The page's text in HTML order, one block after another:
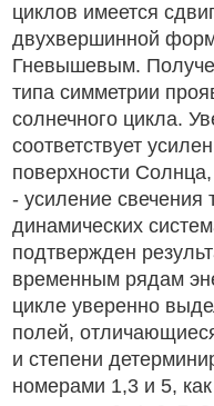
циклов имеется
двухвершинной
Гневышевым.
типа симметрии
солнечного цикла.
соответствует
поверхности
- усиление свечения
динамических
подтвержден
временным рядам
цикле уверенно
полей,
и степени
номерами 1,3 и 5,